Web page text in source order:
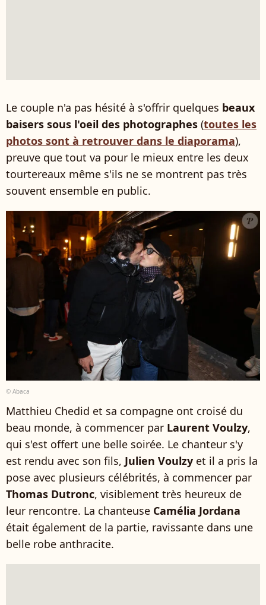
Le couple n'a pas hésité à s'offrir quelques beaux
baisers sous l'oeil des photographes (toutes les
photos sont à retrouver dans le diaporama),
preuve que tout va pour le mieux entre les deux
tourtereaux même s'ils ne se montrent pas très
souvent ensemble en public.
© Abaca
Matthieu Chedid et sa compagne ont croisé du
beau monde, à commencer par Laurent Voulzy,
qui s'est offert une belle soirée. Le chanteur s'y
est rendu avec son fils, Julien Voulzy et il a pris la
pose avec plusieurs célébrités, à commencer par
Thomas Dutronc, visiblement très heureux de
leur rencontre. La chanteuse Camélia Jordana
était également de la partie, ravissante dans une
belle robe anthracite.